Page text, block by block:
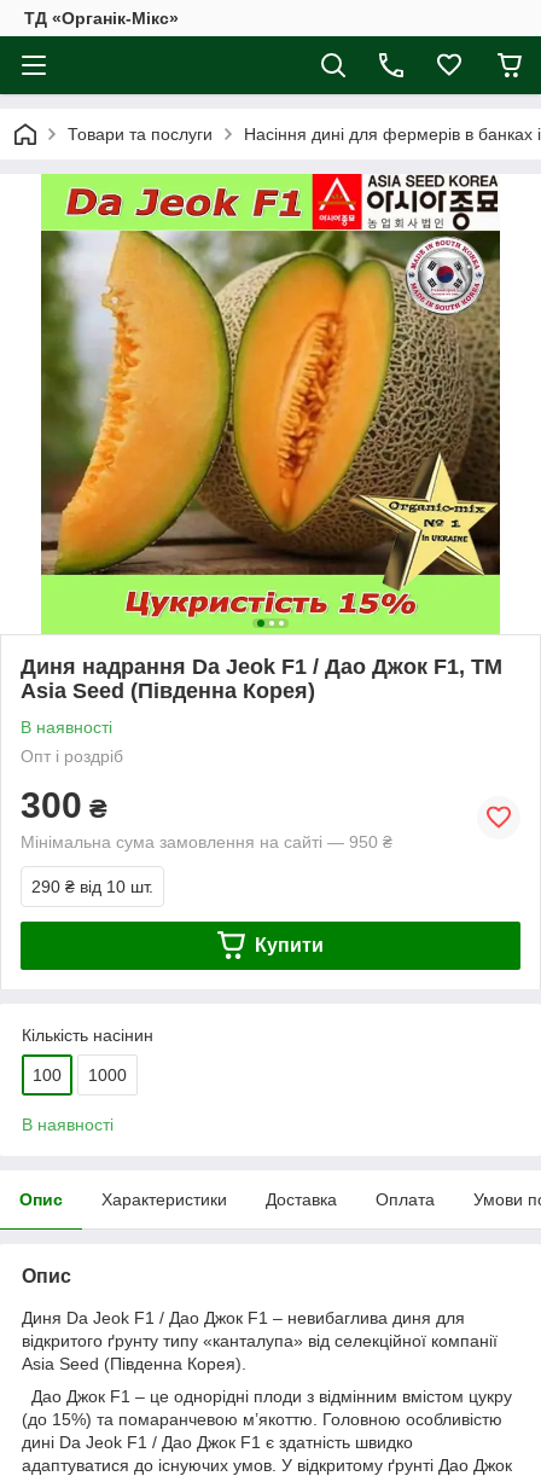
ТД «Органік-Мікс»
Товари та послуги Насіння дині для фермерів в банках
Диня надрання Da Jeok F1 / Дао Джок F1, ТМ
Asia Seed (Південна Корея)
В наявності
Опт і роздріб
300 ₴
Мінімальна сума замовлення на сайті — 950 ₴
290 ₴ від 10 шт.
Купити
Кількість насінин
100 1000
В наявності
Опис Характеристики Доставка Оплата Умови
Опис
Диня Da Jeok F1 / Дао Джок F1 – невибаглива диня для
відкритого ґрунту типу «канталупа» від селекційної компанії
Asia Seed (Південна Корея).
Дао Джок F1 – це однорідні плоди з відмінним вмістом цукру
(до 15%) та помаранчевою м’якоттю. Головною особливістю
дині Da Jeok F1 / Дао Джок F1 є здатність швидко
адаптуватися до існуючих умов. У відкритому ґрунті Дао Джок